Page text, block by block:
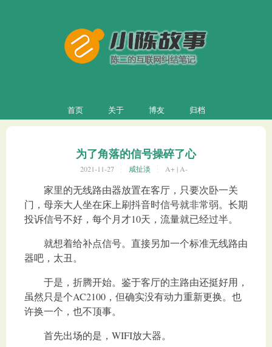
首页 关于 博友 归档
为了角落的信号操碎了心
2021-11-27 咸扯淡 A+ |A-
家里的无线路由器放置在客厅，只要次卧一关
门，母亲大人坐在床上刷抖音时信号就非常弱。长期
投诉信号不好，每个月才10天，流量就已经过半。
就想着给补点信号。直接另加一个标准无线路由
器吧，太丑。
于是，折腾开始。鉴于客厅的主路由还挺好用，
虽然只是个AC2100，但确实没有动力重新更换。也
许换一个，也不顶事。
首先出场的是，WIFI放大器。